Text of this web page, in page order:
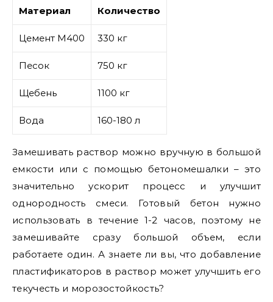
Материал Количество
Цемент М400 330 кг
Песок 750 кг
Щебень 1100 кг
Вода 160-180 л
Замешивать раствор можно вручную в большой
емкости или с помощью бетономешалки – это
значительно ускорит процесс и улучшит
однородность смеси. Готовый бетон нужно
использовать в течение 1-2 часов, поэтому не
замешивайте сразу большой объем, если
работаете один. А знаете ли вы, что добавление
пластификаторов в раствор может улучшить его
текучесть и морозостойкость?